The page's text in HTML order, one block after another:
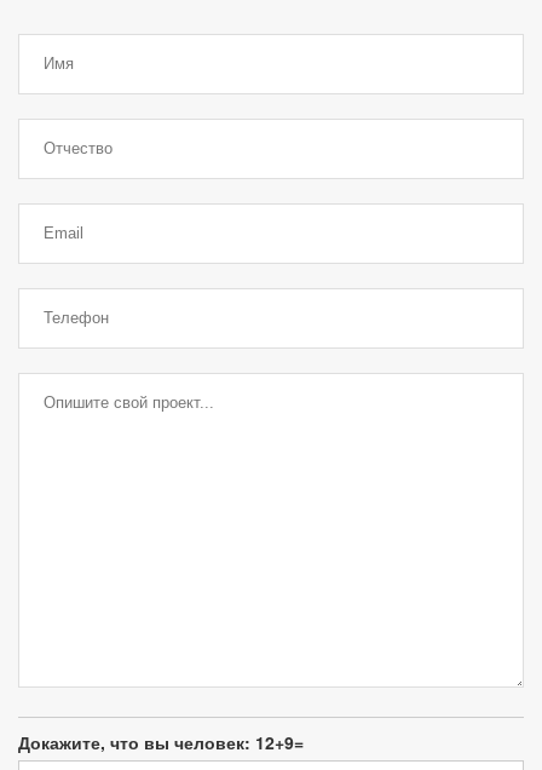
Докажите, что вы человек: 12+9=